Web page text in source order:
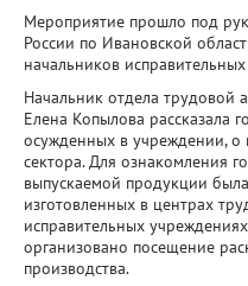
Мероприятие прошло под
России по Ивановской
начальников
Начальник отдела
Елена Копылова рассказала
осужденных в учреждении, о
сектора. Для ознакомления
выпускаемой продукции
изготовленных в центрах
исправительных
организовано посещение
производства.